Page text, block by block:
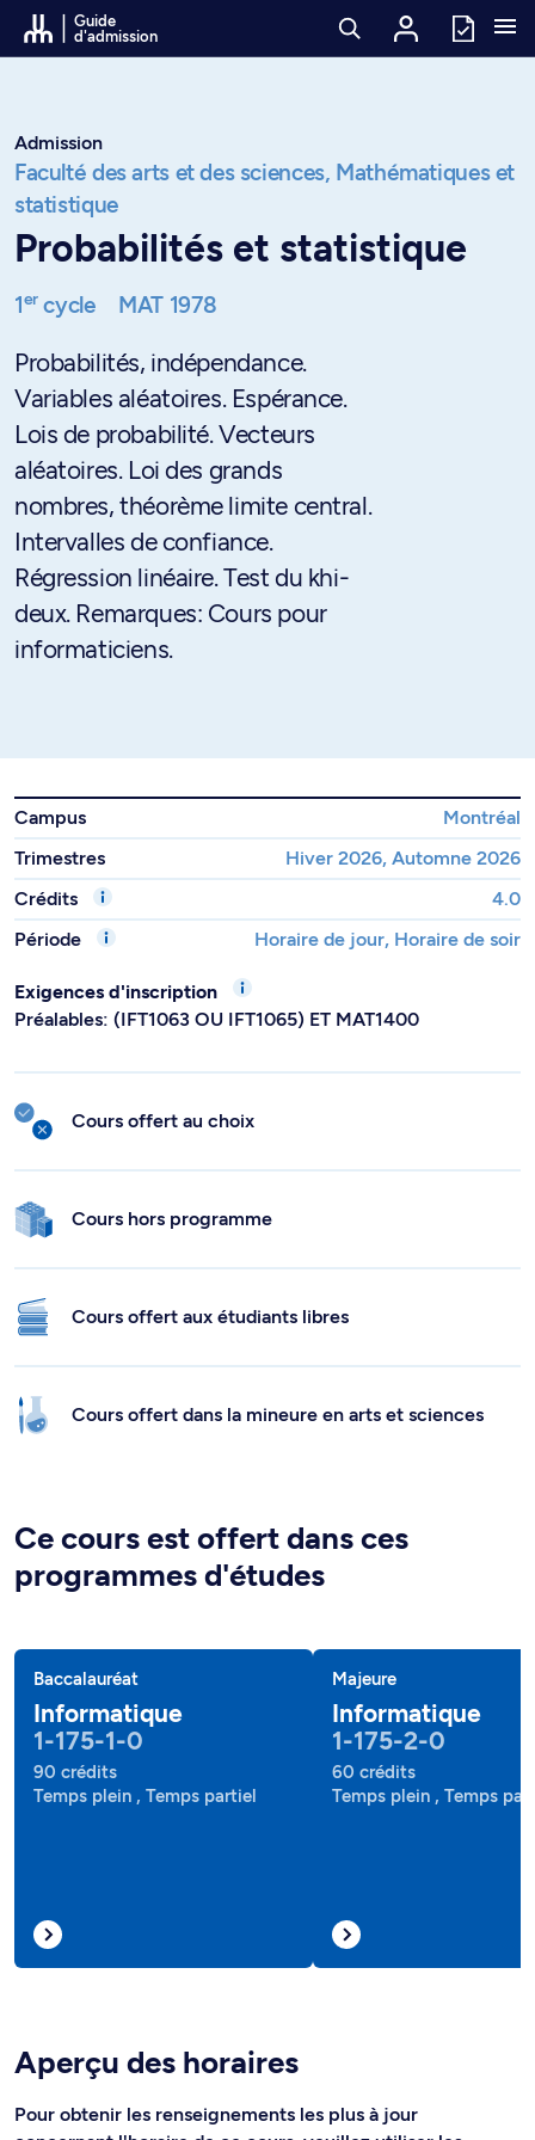
Passer au contenu
Guide
d'admission
Admission
Faculté des arts et des sciences, Mathématiques et
statistique
Probabilités et statistique
1ercycle MAT 1978
Probabilités, indépendance.
Variables aléatoires. Espérance.
Lois de probabilité. Vecteurs
aléatoires. Loi des grands
nombres, théorème limite central.
Intervalles de confiance.
Régression linéaire. Test du khi-
deux. Remarques: Cours pour
informaticiens.
Campus
Montréal
Trimestres
Hiver 2026, Automne 2026
Crédits
4.0
Période
Horaire de jour, Horaire de soir
Exigences d'inscription
Préalables: (IFT1063 OU IFT1065) ET MAT1400
Cours offert au choix
Cours hors programme
Cours offert aux étudiants libres
Cours offert dans la mineure en arts et sciences
Ce cours est offert dans ces
programmes d'études
Baccalauréat
Informatique
1-175-1-0
90 crédits
Temps plein , Temps partiel
Majeure
Informatique
1-175-2-0
60 crédits
Temps plein , Temps
Aperçu des horaires
Pour obtenir les renseignements les plus à jour